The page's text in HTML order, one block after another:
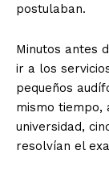
postulaban.
Minutos antes
ir a los
pequeños
mismo tiempo,
universidad,
resolvían el